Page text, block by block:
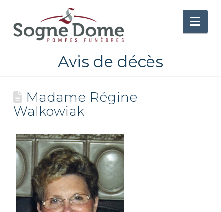
Avis de décès
Madame Régine
Walkowiak